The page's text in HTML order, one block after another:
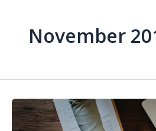
November